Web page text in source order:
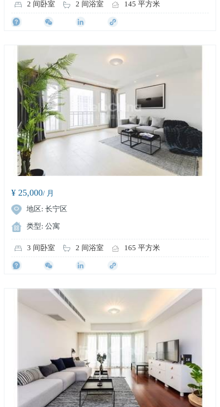
2 间卧室 2 间浴室 145 平方米
¥ 25,000/ 月
地区: 长宁区
类型: 公寓
3 间卧室 2 间浴室 165 平方米